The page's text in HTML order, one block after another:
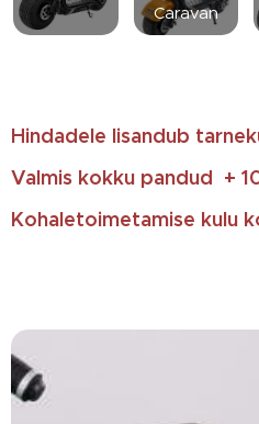
Caravan
Hindadele lisandub
Valmis kokku pandud +
Kohaletoimetamise kulu